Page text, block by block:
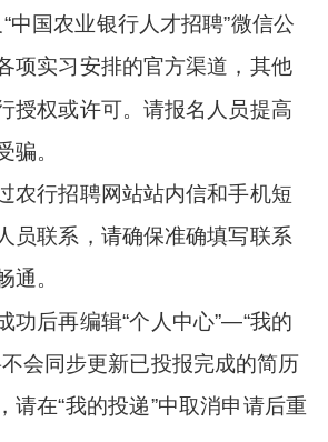
中国农业银行人才招聘”微信公
项实习安排的官方渠道，其他
授权或许可。请报名人员提高
骗。
农行招聘网站站内信和手机短
员联系，请确保准确填写联系
通。
功后再编辑“个人中心”—“我的
会同步更新已投报完成的简历
请在“我的投递”中取消申请后重